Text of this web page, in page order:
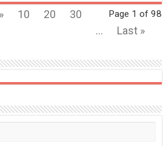
Page 1 of 98
» 10 20
30
...
Last »